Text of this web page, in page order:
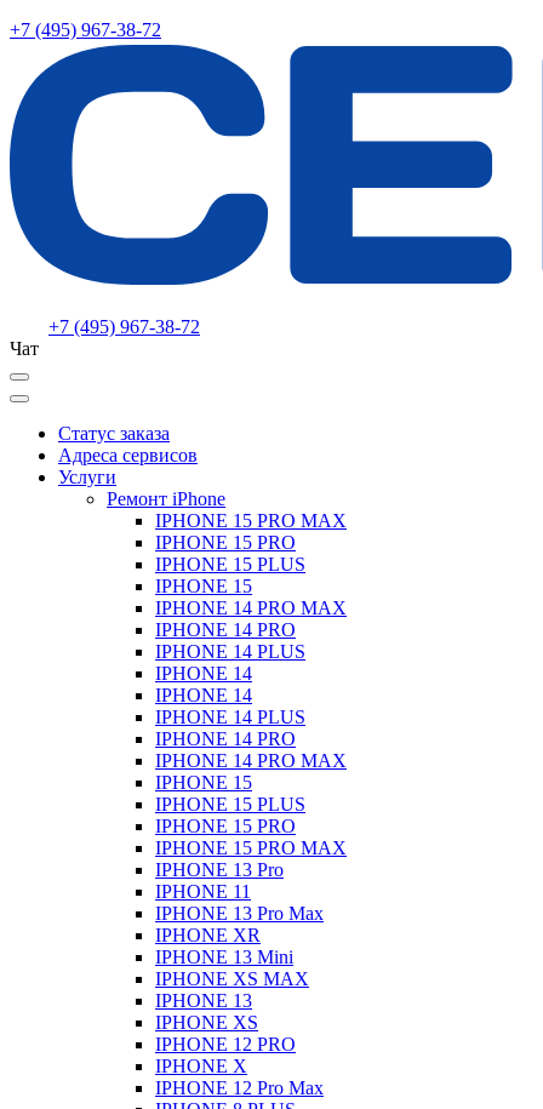
+7 (495) 967-38-72
+7 (495) 967-38-72
Чат
Статус заказа
Адреса сервисов
Услуги
Ремонт iPhone
IPHONE 15 PRO MAX
IPHONE 15 PRO
IPHONE 15 PLUS
IPHONE 15
IPHONE 14 PRO MAX
IPHONE 14 PRO
IPHONE 14 PLUS
IPHONE 14
IPHONE 14
IPHONE 14 PLUS
IPHONE 14 PRO
IPHONE 14 PRO MAX
IPHONE 15
IPHONE 15 PLUS
IPHONE 15 PRO
IPHONE 15 PRO MAX
IPHONE 13 Pro
IPHONE 11
IPHONE 13 Pro Max
IPHONE XR
IPHONE 13 Mini
IPHONE XS MAX
IPHONE 13
IPHONE XS
IPHONE 12 PRO
IPHONE X
IPHONE 12 Pro Max